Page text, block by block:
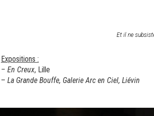
Et il ne
Expositions :
– En Creux, Lille
– La Grande Bouffe, Galerie Arc en Ciel, Liévin